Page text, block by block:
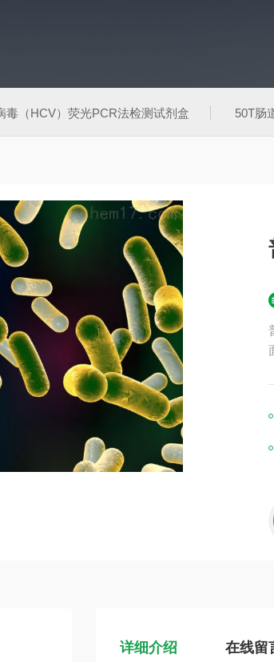
毒（HCV）荧光PCR法检测试剂盒 50T肠
详细介绍 在线留